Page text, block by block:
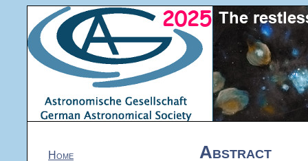
Home Abstract